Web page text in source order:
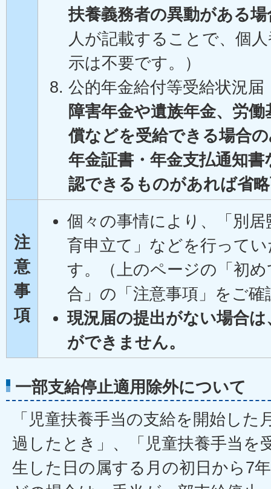
扶養義務者の異動がある
人が記載することで、個
示は不要です。）
公的年金給付等受給状況届
障害年金や遺族年金、労
償などを受給できる場合
年金証書・年金支払通知
認できるものがあれば省
注
意
事
項
個々の事情により、「別
育申立て」などを行って
す。（上のページの「初
合」の「注意事項」をご
現況届の提出がない場合
ができません。
一部支給停止適用除外について
「児童扶養手当の支給を開始した
過したとき」、「児童扶養手当を
生した日の属する月の初日から7